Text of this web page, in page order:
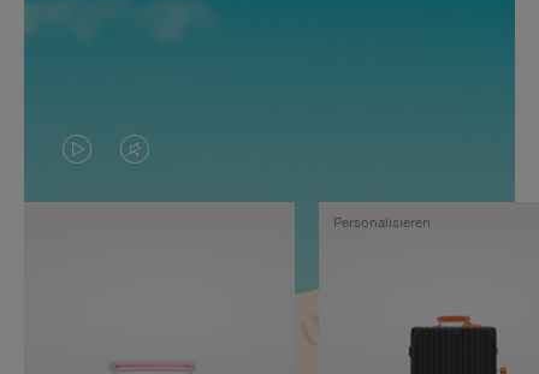
DAS
VIDEO
VIDEO
IST
Personalisieren